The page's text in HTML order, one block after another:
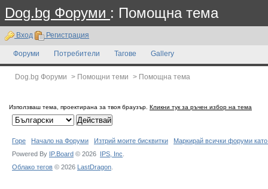
Dog.bg Форуми : Помощна тема
Вход Регистрация
Форуми Потребители Тагове Gallery
Dog.bg Форуми > Помощни теми > Помощна тема
Използваш тема, проектирана за твоя браузър. Кликни тук за ръчен избор на тема
Горе Начало на Форуми Изтрий моите бисквитки
Маркирай всички форуми
Powered By IP.Board © 2026 IPS, Inc
Облако тегов © 2026 LastDragon